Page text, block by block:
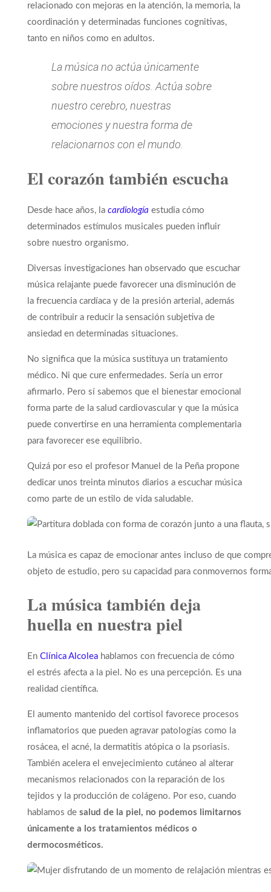
relacionado con mejoras en la atención, la memoria, la
coordinación y determinadas funciones cognitivas,
tanto en niños como en adultos.
La música no actúa únicamente
sobre nuestros oídos. Actúa sobre
nuestro cerebro, nuestras
emociones y nuestra forma de
relacionarnos con el mundo.
El corazón también escucha
Desde hace años, la cardiología estudia cómo
determinados estímulos musicales pueden influir
sobre nuestro organismo.
Diversas investigaciones han observado que escuchar
música relajante puede favorecer una disminución de
la frecuencia cardíaca y de la presión arterial, además
de contribuir a reducir la sensación subjetiva de
ansiedad en determinadas situaciones.
No significa que la música sustituya un tratamiento
médico. Ni que cure enfermedades. Sería un error
afirmarlo. Pero sí sabemos que el bienestar emocional
forma parte de la salud cardiovascular y que la música
puede convertirse en una herramienta complementaria
para favorecer ese equilibrio.
Quizá por eso el profesor Manuel de la Peña propone
dedicar unos treinta minutos diarios a escuchar música
como parte de un estilo de vida saludable.
La música es capaz de emocionar antes incluso de que
objeto de estudio, pero su capacidad para conmovernos
La música también deja
huella en nuestra piel
En Clínica Alcoleahablamos con frecuencia de cómo
el estrés afecta a la piel. No es una percepción. Es una
realidad científica.
El aumento mantenido del cortisol favorece procesos
inflamatorios que pueden agravar patologías como la
rosácea, el acné, la dermatitis atópica o la psoriasis.
También acelera el envejecimiento cutáneo al alterar
mecanismos relacionados con la reparación de los
tejidos y la producción de colágeno. Por eso, cuando
hablamos de salud de la piel, no podemos limitarnos
únicamente a los tratamientos médicos o
dermocosméticos.